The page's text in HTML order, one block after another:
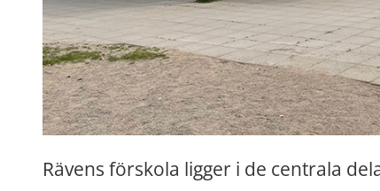
Rävens förskola ligger i de centrala